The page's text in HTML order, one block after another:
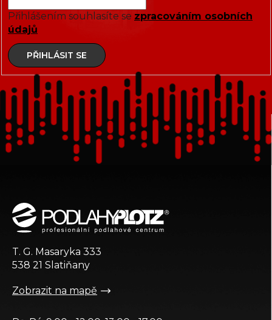
Přihlášením souhlasíte se zpracováním osobních
údajů
PŘIHLÁSIT SE
T. G. Masaryka 333
538 21 Slatiňany
Zobrazit na mapě